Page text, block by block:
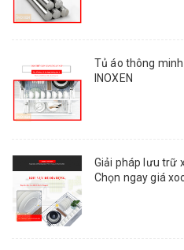
Tủ áo thông
INOXEN
Giải pháp lưu trữ
Chọn ngay giá